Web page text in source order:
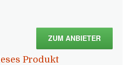
ZUM ANBIETER
Produkt